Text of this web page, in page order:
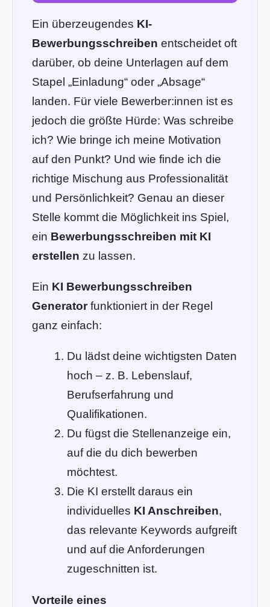
Ein überzeugendes KI-
Bewerbungsschreiben entscheidet oft
darüber, ob deine Unterlagen auf dem
Stapel „Einladung“ oder „Absage“
landen. Für viele Bewerber:innen ist es
jedoch die größte Hürde: Was schreibe
ich? Wie bringe ich meine Motivation
auf den Punkt? Und wie finde ich die
richtige Mischung aus Professionalität
und Persönlichkeit? Genau an dieser
Stelle kommt die Möglichkeit ins Spiel,
ein Bewerbungsschreiben mit KI
erstellen zu lassen.
Ein KI Bewerbungsschreiben
Generatorfunktioniert in der Regel
ganz einfach:
Du lädst deine wichtigsten Daten
hoch – z. B. Lebenslauf,
Berufserfahrung und
Qualifikationen.
Du fügst die Stellenanzeige ein,
auf die du dich bewerben
möchtest.
Die KI erstellt daraus ein
individuelles KI Anschreiben,
das relevante Keywords aufgreift
und auf die Anforderungen
zugeschnitten ist.
Vorteile eines